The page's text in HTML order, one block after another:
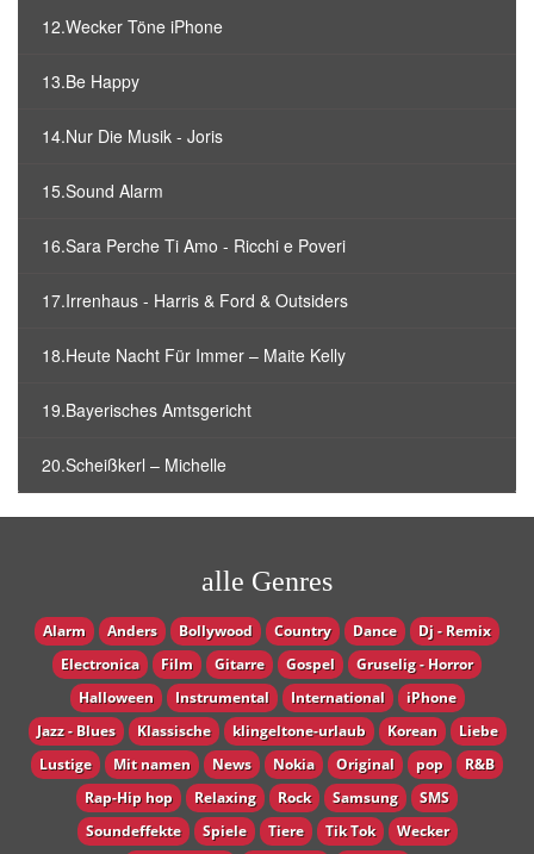
12.Wecker Töne iPhone
13.Be Happy
14.Nur Die Musik - Joris
15.Sound Alarm
16.Sara Perche Ti Amo - Ricchi e Poveri
17.Irrenhaus - Harris & Ford & Outsiders
18.Heute Nacht Für Immer – Maite Kelly
19.Bayerisches Amtsgericht
20.Scheißkerl – Michelle
alle Genres
Alarm Anders Bollywood Country Dance
Dj - Remix
Electronica
Film Gitarre Gospel
Gruselig - Horror
Halloween
Instrumental International
iPhone
Jazz - Blues
Klassische klingeltone-urlaub Korean
Liebe
Lustige
Mit namen News Nokia Original pop
R&B
Rap-Hip hop
Relaxing Rock Samsung
SMS
Soundeffekte
Spiele Tiere Tik Tok Wecker